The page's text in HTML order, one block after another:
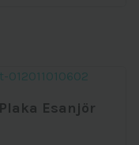
Esanjör